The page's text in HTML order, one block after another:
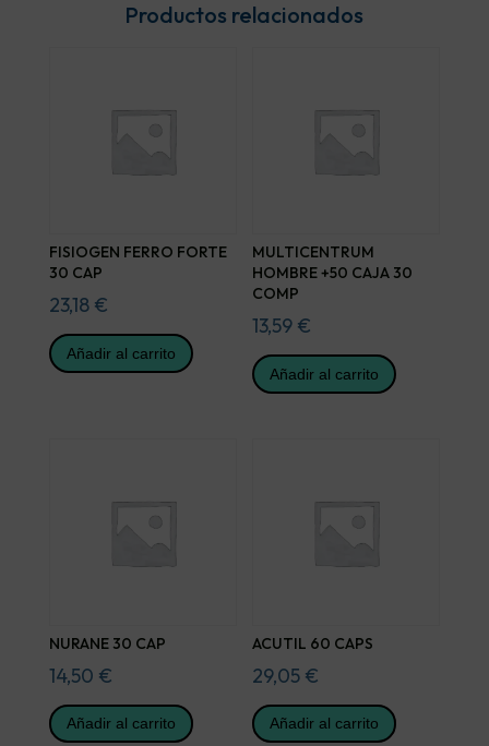
Productos relacionados
FISIOGEN FERRO FORTE
30 CAP
23,18 €
Añadir al carrito
MULTICENTRUM
HOMBRE +50 CAJA 30
COMP
13,59 €
Añadir al carrito
NURANE 30 CAP
14,50 €
Añadir al carrito
ACUTIL 60 CAPS
29,05 €
Añadir al carrito